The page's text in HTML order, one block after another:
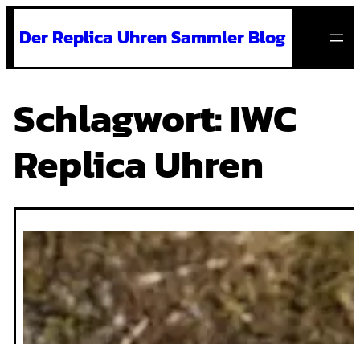
Inhalt
Der Replica Uhren Sammler Blog
Schlagwort:IWC
Replica Uhren